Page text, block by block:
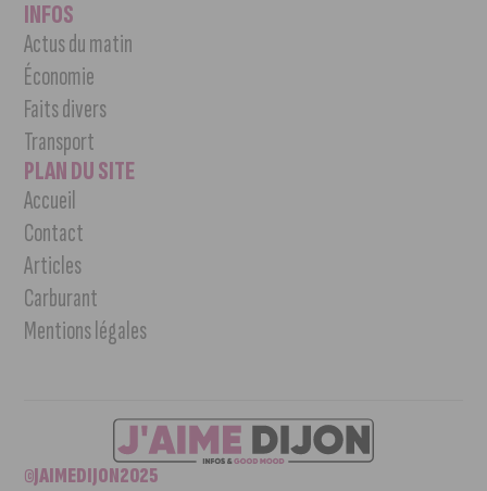
INFOS
Actus du matin
Économie
Faits divers
Transport
PLAN DU SITE
Accueil
Contact
Articles
Carburant
Mentions légales
©JAIMEDIJON2025